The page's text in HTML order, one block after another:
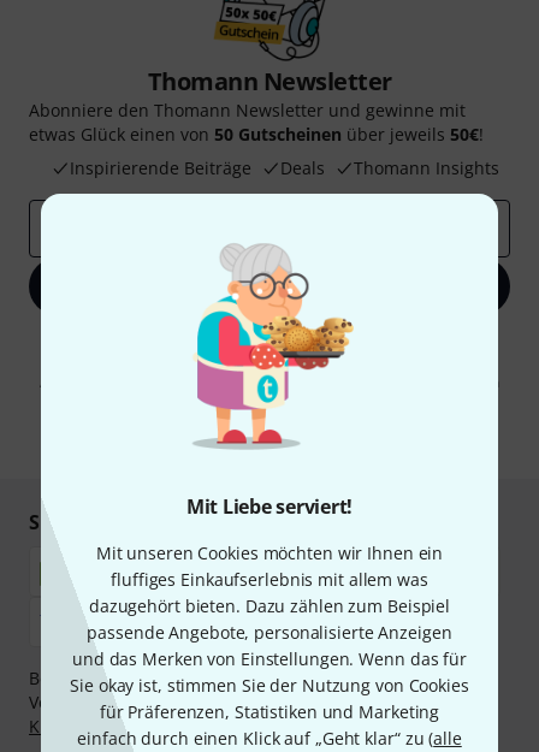
Mit Liebe serviert!
Mit unseren Cookies möchten wir Ihnen ein
fluffiges Einkaufserlebnis mit allem was
dazugehört bieten. Dazu zählen zum Beispiel
passende Angebote, personalisierte Anzeigen
und das Merken von Einstellungen. Wenn das für
Sie okay ist, stimmen Sie der Nutzung von Cookies
für Präferenzen, Statistiken und Marketing
einfach durch einen Klick auf „Geht klar“ zu (alle
Thomann Newsletter
Abonniere den Thomann Newsletter und gewinne mit
etwas Glück einen von 50 Gutscheinen über jeweils 50€!
Inspirierende Beiträge
Deals Thomann Insights
Jetzt anmelden
Mit Klick auf „Jetzt anmelden“ stimmen Sie dem Erhalt von E-Mail-
Werbung und einer Messung des E-Mail-Nutzungsverhaltens zu. Die
Abmeldung ist jederzeit möglich. Weitere Informationen finden Sie in
unseren
Datenschutzhinweisen
* Pflichtfeld
Sicher einkaufen & bezahlen
Bezahlen Sie vertraulich und sicher per Nachnahme,
Vorkasse, PayPal, Amazon Pay, Klarna Sofort bezahlen
Klarna Ratenzahlungoder Kreditkarte.